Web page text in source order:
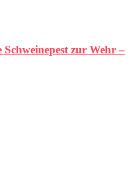
Schweinepest zur Wehr –